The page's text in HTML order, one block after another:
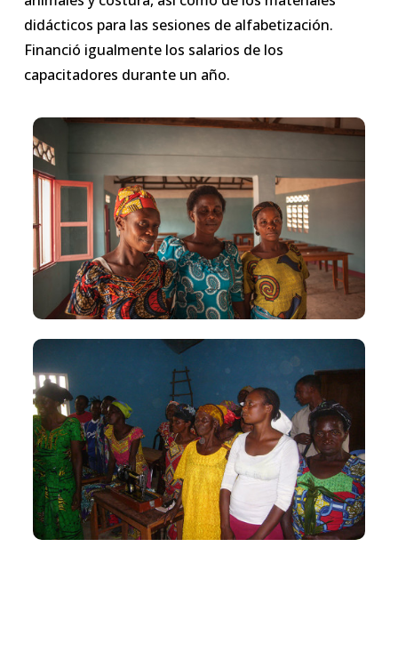
didácticos para las sesiones de alfabetización.
Financió igualmente los salarios de los
capacitadores durante un año.